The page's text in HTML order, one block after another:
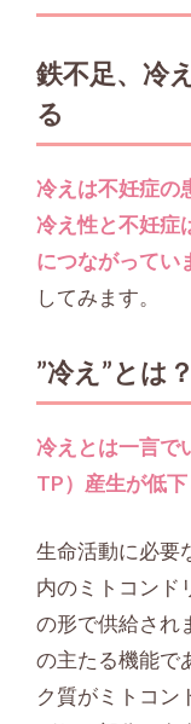
鉄不足、冷
る
冷えは不妊症の
冷え性と不妊症
につながってい
してみます。
”冷え”とは？
冷えとは一言で
TP）産生が低
生命活動に必要
内のミトコンド
の形で供給され
の主たる機能で
ク質がミトコン